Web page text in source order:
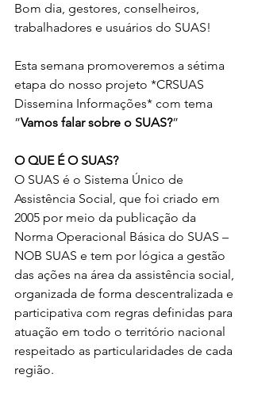
Bom dia, gestores, conselheiros,
trabalhadores e usuários do SUAS!
Esta semana promoveremos a sétima
etapa do nosso projeto *CRSUAS
Dissemina Informações* com tema
”Vamos falar sobre o SUAS?”
O QUE É O SUAS?
O SUAS é o Sistema Único de
Assistência Social, que foi criado em
2005 por meio da publicação da
Norma Operacional Básica do SUAS –
NOB SUAS e tem por lógica a gestão
das ações na área da assistência social,
organizada de forma descentralizada e
participativa com regras definidas para
atuação em todo o território nacional
respeitado as particularidades de cada
região.